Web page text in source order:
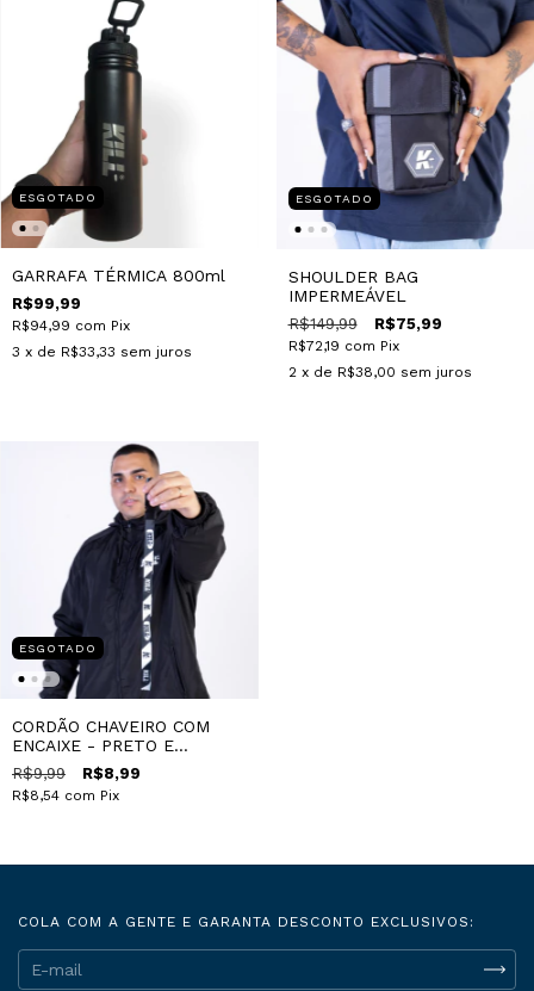
ESGOTADO
GARRAFA TÉRMICA 800ml
R$99,99
R$94,99 com Pix
3 x de R$33,33 sem juros
ESGOTADO
SHOULDER BAG
IMPERMEÁVEL
R$149,99 R$75,99
R$72,19 com Pix
2 x de R$38,00 sem juros
ESGOTADO
CORDÃO CHAVEIRO COM
ENCAIXE - PRETO E
BRANCO
R$9,99 R$8,99
R$8,54 com Pix
COLA COM A GENTE E GARANTA DESCONTO EXCLUSIVOS: